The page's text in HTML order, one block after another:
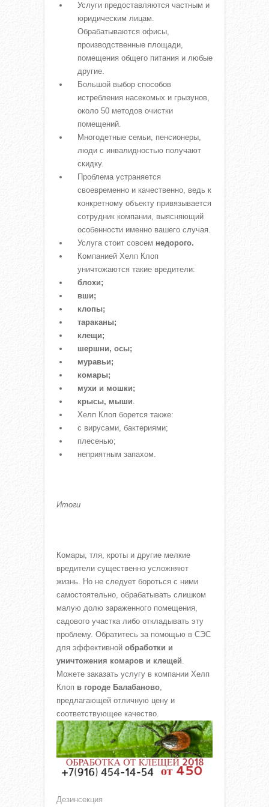
Услуги предоставляются частным и
юридическим лицам.
Обрабатываются офисы,
производственные площади,
помещения общего питания и любые
другие.
Большой выбор способов
истребления насекомых и грызунов,
около 50 методов очистки
помещений.
Многодетные семьи, пенсионеры,
люди с инвалидностью получают
скидку.
Проблема устраняется
своевременно и качественно, ведь к
конкретному объекту привязывается
сотрудник компании, выясняющий
особенности именно вашего случая.
Услуга стоит совсем недорого.
Компанией Хелп Клоп
уничтожаются такие вредители:
блохи;
вши;
клопы;
тараканы;
клещи;
шершни, осы;
муравьи;
комары;
мухи и мошки;
крысы, мыши.
Хелп Клоп борется также:
с вирусами, бактериями;
плесенью;
неприятным запахом.
Итоги
Комары, тля, кроты и другие мелкие
вредители существенно усложняют
жизнь. Но не следует бороться с ними
самостоятельно, обрабатывать слишком
малую долю зараженного помещения,
садового участка либо откладывать эту
проблему. Обратитесь за помощью в СЭС
для эффективной обработки и
уничтожения комаров и клещей.
Можете заказать услугу в компании Хелп
Клоп в городе Балабаново,
предлагающей отличную цену и
соответствующее качество.
Дезинсекция